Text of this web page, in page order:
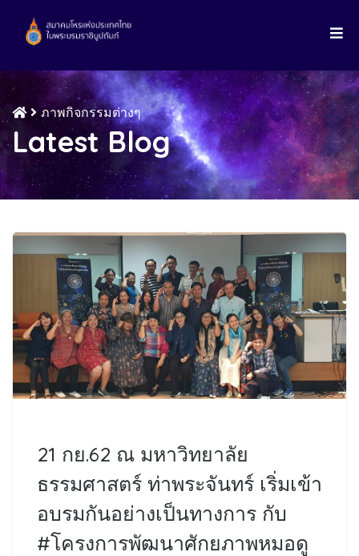
ภาพกิจกรรมต่างๆ
Latest Blog
21 กย.62 ณ มหาวิทยาลัย
ธรรมศาสตร์ ท่าพระจันทร์ เริ่มเข้า
อบรมกันอย่างเป็นทางการ กับ
#โครงการพัฒนาศักยภาพหมอดู